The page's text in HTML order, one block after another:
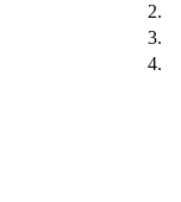
2.
3.
4.